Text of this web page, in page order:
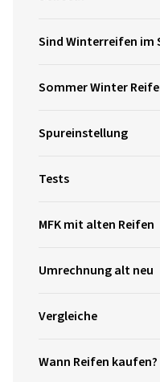
Sind Winterreifen im
Sommer Winter
Spureinstellung
Tests
MFK mit alten Reifen
Umrechnung alt neu
Vergleiche
Wann Reifen kaufen?